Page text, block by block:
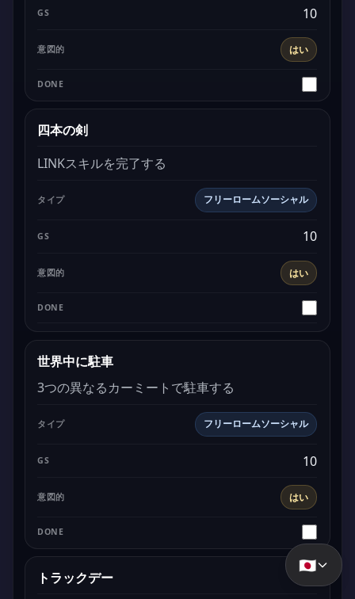
はい
10
四本の剣
LINKスキルを完了する
フリーロームソーシャル
はい
10
世界中に駐車
3つの異なるカーミートで駐車する
フリーロームソーシャル
はい
10
トラックデー
🇯🇵